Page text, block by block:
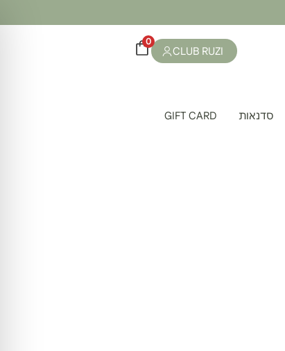
CLUB RUZI
0
סדנאות GIFT CARD